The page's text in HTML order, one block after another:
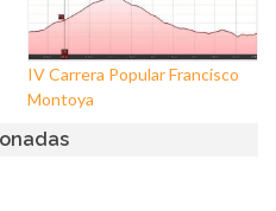
IV Carrera Popular Francisco
Montoya